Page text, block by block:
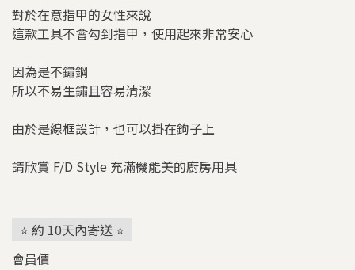
對於在意指甲的女性來說
這款工具不會勾到指甲，使用起來非常安心
因為是不鏽鋼
所以不易生鏽且容易清潔
由於是線框設計，也可以掛在鉤子上
請欣賞 F/D Style 充滿機能美的廚房用具
⭐ 約 10天內寄送 ⭐
會員價